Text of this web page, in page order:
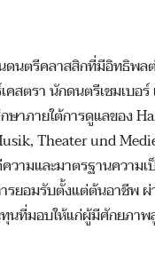
นตรีคลาสสิกที่มีอิทธิพล
สตรา นักดนตรีเชมเบอร์
าภายใต้การดูแลของ
Theater und
วามและมาตรฐานความ
รยอมรับตั้งแต่ต้นอาชีพ
ที่มอบให้แก่ผู้มีศักยภาพ